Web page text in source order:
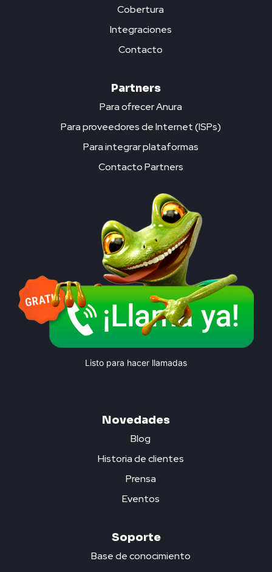
Cobertura
Integraciones
Contacto
Partners
Para ofrecer Anura
Para proveedores de Internet (ISPs)
Para integrar plataformas
Contacto Partners
Listo para hacer llamadas
Novedades
Blog
Historia de clientes
Prensa
Eventos
Soporte
Base de conocimiento